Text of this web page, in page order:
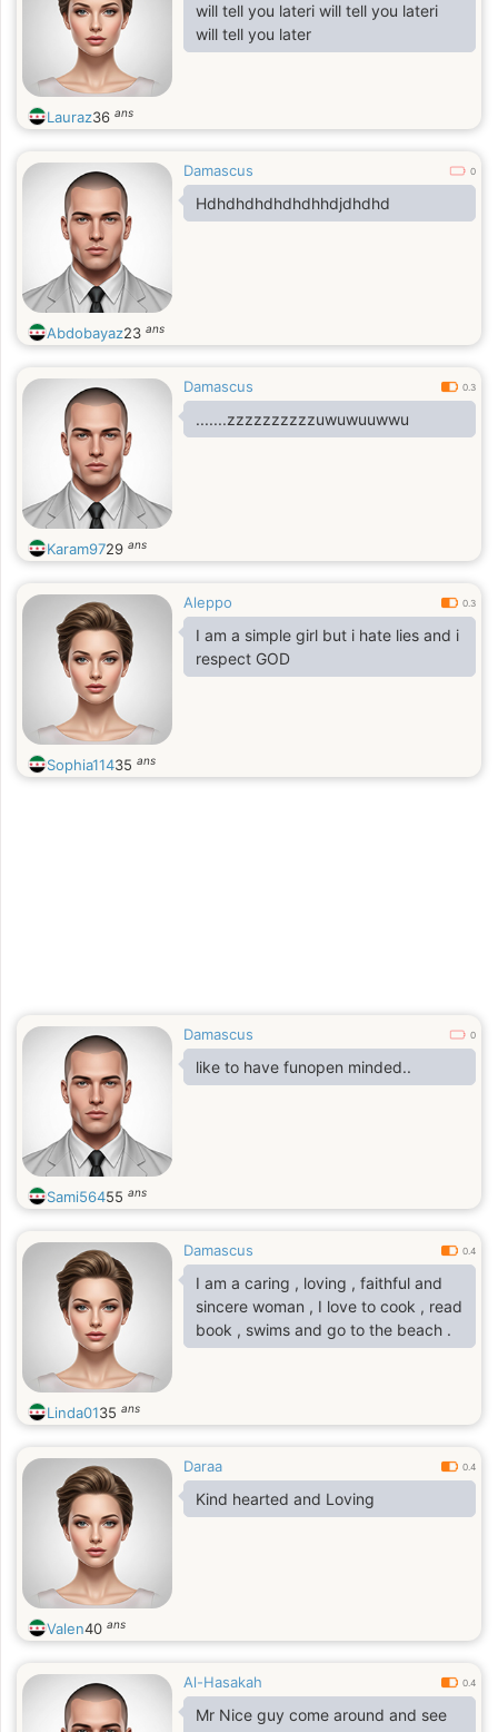
will tell you lateri will tell you lateri
will tell you later
Lauraz36 ans
Damascus 0
Hdhdhdhdhdhdhhdjdhdhd
Abdobayaz23 ans
Damascus 0.3
.......zzzzzzzzzzuwuwuuwwu
Karam9729 ans
Aleppo 0.3
I am a simple girl but i hate lies and i
respect GOD
Sophia11435 ans
Damascus 0
like to have funopen minded..
Sami56455 ans
Damascus 0.4
I am a caring , loving , faithful and
sincere woman , I love to cook , read
book , swims and go to the beach .
Linda0135 ans
Daraa 0.4
Kind hearted and Loving
Valen40 ans
Al-Hasakah 0.4
Mr Nice guy come around and see